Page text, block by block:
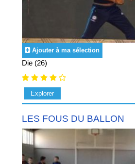
Ajouter à ma sélection
Die (26)
Explorer
LES FOUS DU BALLON